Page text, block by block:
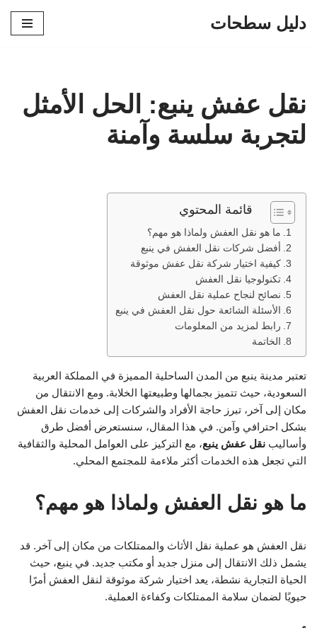
دليل سطحات
نقل عفش ينبع: الحل الأمثل
لتجربة سلسة وآمنة
قائمة المحتوي
ما هو نقل العفش ولماذا هو مهم؟
أفضل شركات نقل العفش في ينبع
كيفية اختيار شركة نقل عفش موثوقة
تكنولوجيا نقل العفش
نصائح لنجاح عملية نقل العفش
الأسئلة الشائعة حول نقل العفش في ينبع
رابط لمزيد من المعلومات
الخاتمة
تعتبر مدينة ينبع من المدن الساحلية المميزة في المملكة العربية
السعودية، حيث تتميز بجمالها وطبيعتها الخلابة. ومع الانتقال من
مكان إلى آخر، تبرز حاجة الأفراد والشركات إلى خدمات نقل العفش
بشكل احترافي وآمن. في هذا المقال، سنستعرض أفضل طرق
وأساليب نقل عفش ينبع، مع التركيز على العوامل المحلية والثقافية
التي تجعل هذه الخدمات أكثر ملاءمة للمجتمع المحلي.
ما هو نقل العفش ولماذا هو مهم؟
نقل العفش هو عملية نقل الأثاث والممتلكات من مكان إلى آخر. قد
يشمل ذلك الانتقال إلى منزل جديد أو مكتب جديد. في ينبع، حيث
الحياة التجارية نشطة، يعد اختيار شركة موثوقة لنقل العفش أمرًا
حيويًا لضمان سلامة الممتلكات وكفاءة العملية.